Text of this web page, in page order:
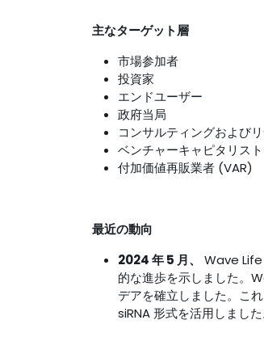
主なターゲット層
市場参加者
投資家
エンドユーザー
政府当局
コンサルティングおよび
ベンチャーキャピタリスト
付加価値再販業者 (VAR)
最近の動向
2024 年 5 月、
Wave Life
的な進歩を示しました。
デアを確立しました。こ
siRNA 形式を活用しました